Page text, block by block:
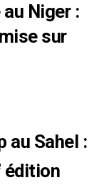
Niger :
sur
au Sahel :
édition